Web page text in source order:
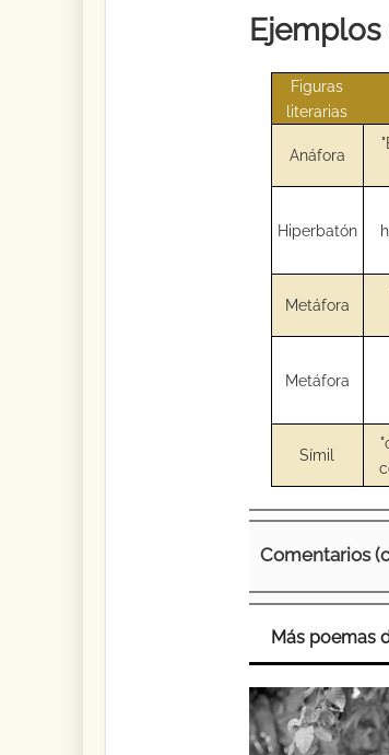
Figuras
literarias
Anáfora
Hiperbatón
Metáfora
Metáfora
Símil
Comentarios
Más poemas